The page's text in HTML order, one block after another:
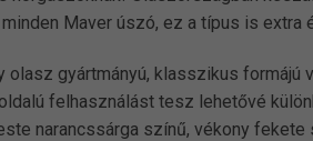
Maver úszó, ez a típus is
olasz gyártmányú, klasszikus
felhasználást tesz lehetővé
narancssárga színű, vékony